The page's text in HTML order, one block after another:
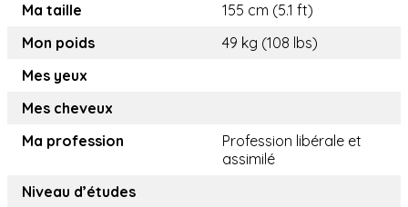
Ma taille
155 cm (5.1 ft)
Mon poids
49 kg (108 lbs)
Mes yeux
Mes cheveux
Ma profession
Profession libérale et
assimilé
Niveau d’études